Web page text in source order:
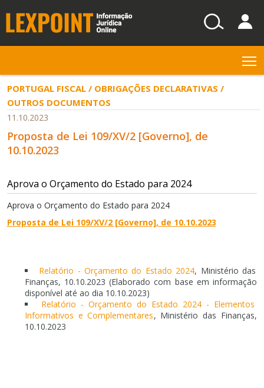
PORTUGAL FISCAL / OBRIGAÇÕES DECLARATIVAS /
OUTROS DOCUMENTOS
11.10.2023
Proposta de Lei 109/XV/2 [Governo], de
10.10.2023
Aprova o Orçamento do Estado para 2024
Aprova o Orçamento do Estado para 2024
Proposta de Lei 109/XV/2 [Governo], de 10.10.2023
Relatório - Orçamento do Estado 2024, Ministério das
Finanças, 10.10.2023 (Elaborado com base em informação
disponível até ao dia 10.10.2023)
Relatório - Orçamento do Estado 2024 - Elementos
Informativos e Complementares, Ministério das Finanças,
10.10.2023